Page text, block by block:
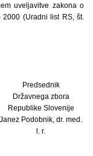
uveljavitve zakona o
(Uradni list RS, št.
Predsednik
Državnega zbora
Republike Slovenije
Janez Podobnik, dr. med.
l. r.